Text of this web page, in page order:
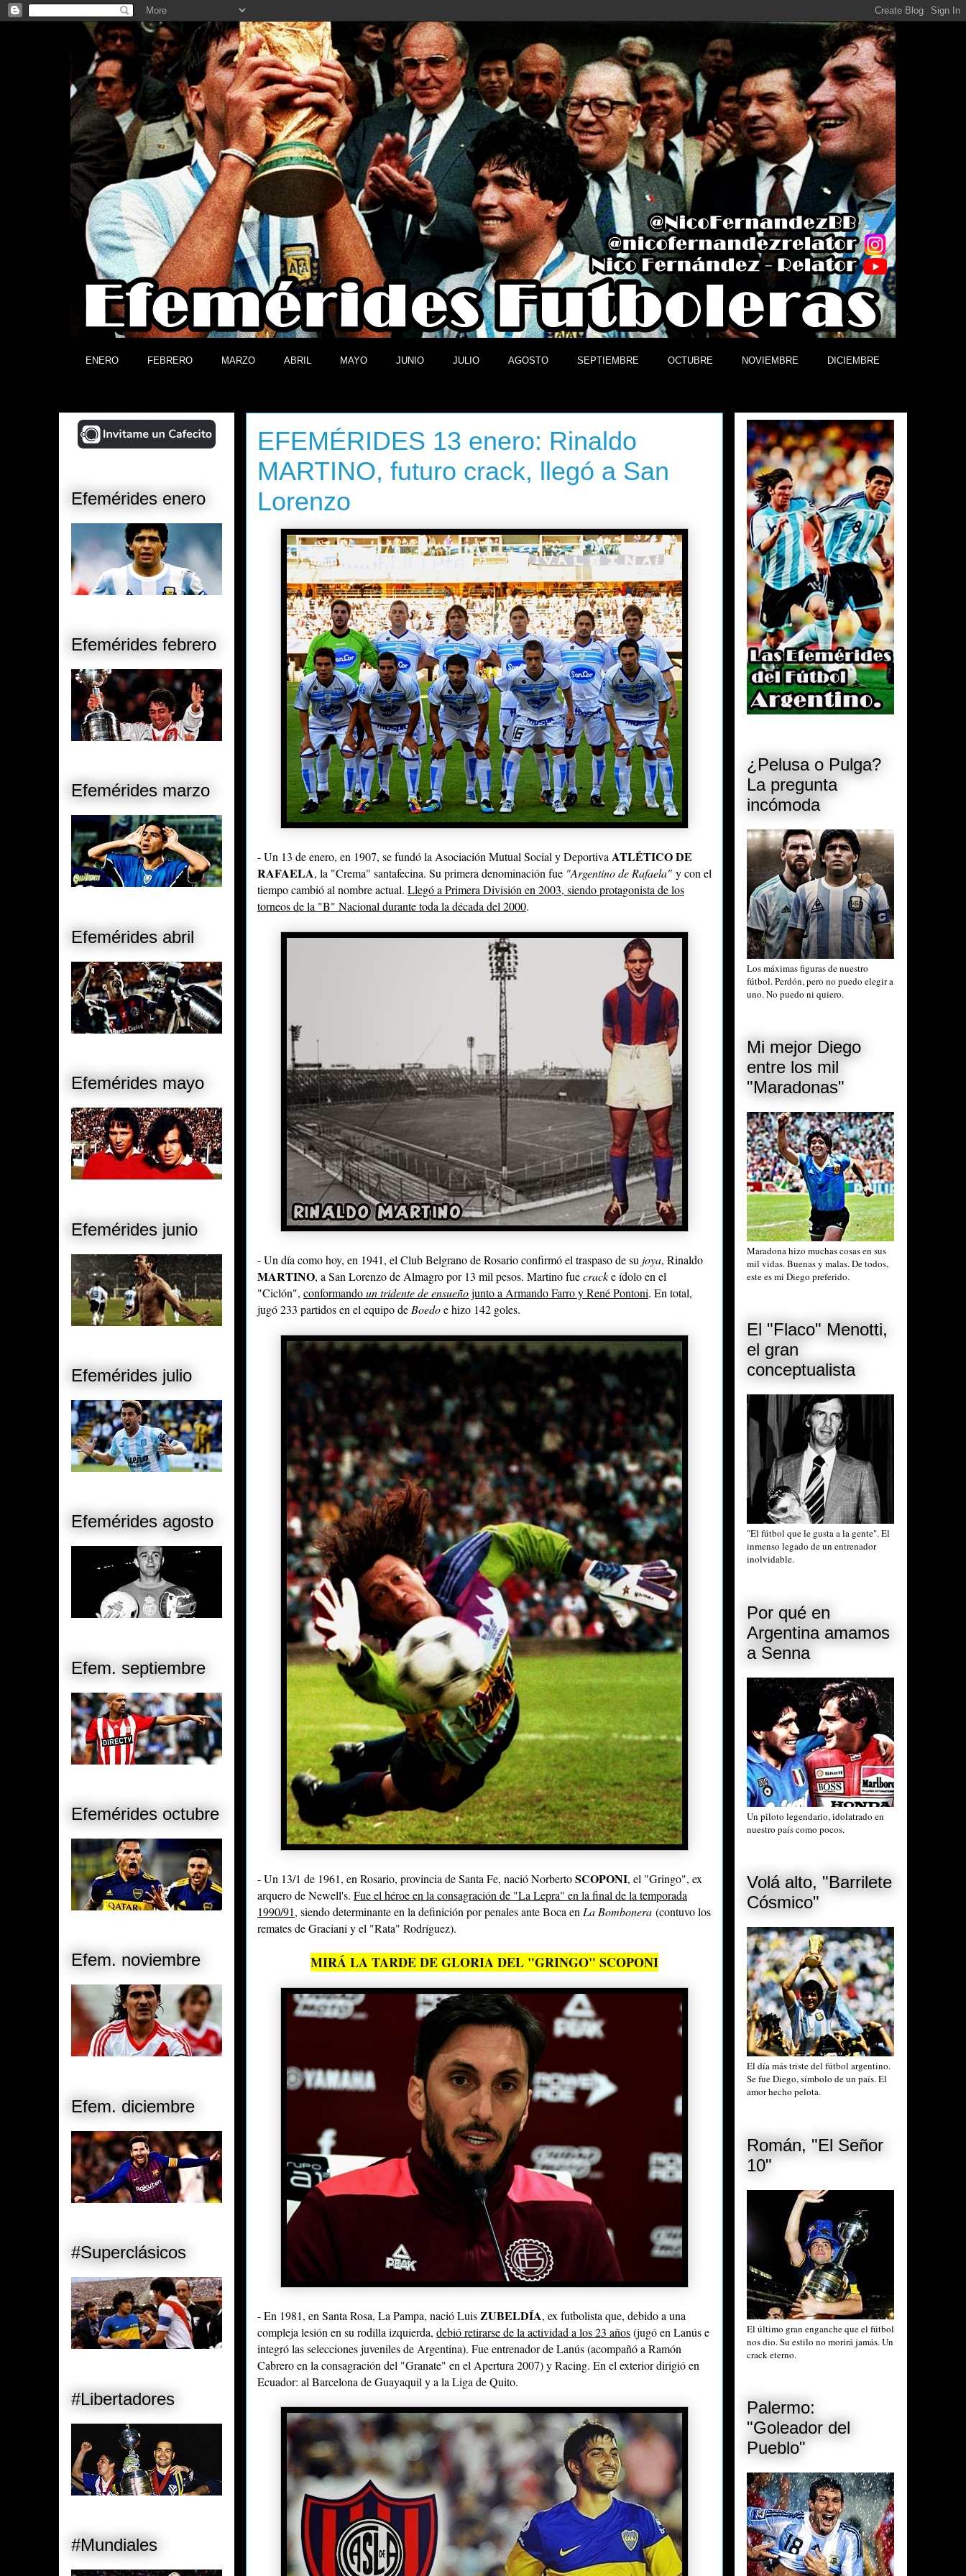
ENERO FEBRERO MARZO ABRIL MAYO JUNIO JULIO AGOSTO SEPTIEMBRE OCTUBRE NOVIEMBRE DICIEMBRE
EFEMÉRIDES 13 enero: Rinaldo
MARTINO, futuro crack, llegó a San
Lorenzo
- Un 13 de enero, en 1907, se fundó la Asociación Mutual Social y Deportiva ATLÉTICO DE
RAFAELA, la "Crema" santafecina. Su primera denominación fue "Argentino de Rafaela" y con el
tiempo cambió al nombre actual. Llegó a Primera División en 2003, siendo protagonista de los
torneos de la "B" Nacional durante toda la década del 2000.
- Un día como hoy, en 1941, el Club Belgrano de Rosario confirmó el traspaso de su joya, Rinaldo
MARTINO, a San Lorenzo de Almagro por 13 mil pesos. Martino fuecracke ídolo en el
"Ciclón", conformandoun tridente de ensueñojunto a Armando Farro y René Pontoni. En total,
jugó 233 partidos en el equipo de Boedoe hizo 142 goles.
- Un 13/1 de 1961, en Rosario, provincia de Santa Fe, nació NorbertoSCOPONI, el "Gringo", ex
arquero de Newell's. Fue el héroe en la consagración de "La Lepra" en la final de la temporada
1990/91, siendo determinante en la definición por penales ante Boca en La Bombonera (contuvo los
remates de Graciani y el "Rata" Rodríguez).
MIRÁ LA TARDE DE GLORIA DEL "GRINGO" SCOPONI
- En 1981, en Santa Rosa, La Pampa, nació Luis ZUBELDÍA, ex futbolista que, debido a una
compleja lesión en su rodilla izquierda, debió retirarse de la actividad a los 23 años(jugó en Lanús e
integró las selecciones juveniles de Argentina). Fue entrenador de Lanús (acompañó a Ramón
Cabrero en la consagración del "Granate" en el Apertura 2007) y Racing. En el exterior dirigió en
Ecuador: al Barcelona de Guayaquil y a la Liga de Quito.
Efemérides enero
Efemérides febrero
Efemérides marzo
Efemérides abril
Efemérides mayo
Efemérides junio
Efemérides julio
Efemérides agosto
Efem. septiembre
Efemérides octubre
Efem. noviembre
Efem. diciembre
#Superclásicos
#Libertadores
#Mundiales
¿Pelusa o Pulga?
La pregunta
incómoda
Los máximas figuras de nuestro
fútbol. Perdón, pero no puedo elegir a
uno. No puedo ni quiero.
Mi mejor Diego
entre los mil
"Maradonas"
Maradona hizo muchas cosas en sus
mil vidas. Buenas y malas. De todos,
este es mi Diego preferido.
El "Flaco" Menotti,
el gran
conceptualista
"El fútbol que le gusta a la gente". El
inmenso legado de un entrenador
inolvidable.
Por qué en
Argentina amamos
a Senna
Un piloto legendario, idolatrado en
nuestro país como pocos.
Volá alto, "Barrilete
Cósmico"
El día más triste del fútbol argentino.
Se fue Diego, símbolo de un país. El
amor hecho pelota.
Román, "El Señor
10"
El último gran enganche que el fútbol
nos dio. Su estilo no morirá jamás. Un
crack eterno.
Palermo:
"Goleador del
Pueblo"